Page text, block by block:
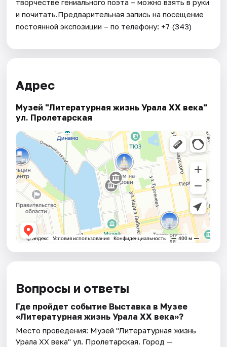
творчестве гениального поэта – можно взять в руки
и почитать.Предварительная запись на посещение
постоянной экспозиции – по телефону: +7 (343)
Адрес
Музей "Литературная жизнь Урала XX века"
ул. Пролетарская
Вопросы и ответы
Где пройдет событие Выставка в Музее
«Литературная жизнь Урала ХХ века»?
Место проведения: Музей "Литературная жизнь
Урала XX века" ул. Пролетарская. Город —